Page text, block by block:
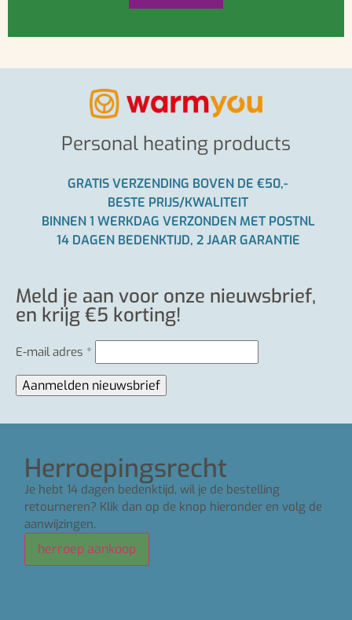
Personal heating products
GRATIS VERZENDING BOVEN DE €50,-
BESTE PRIJS/KWALITEIT
BINNEN 1 WERKDAG VERZONDEN MET POSTNL
14 DAGEN BEDENKTIJD, 2 JAAR GARANTIE
Meld je aan voor onze nieuwsbrief,
en krijg €5 korting!
E-mail adres *
Herroepingsrecht
Je hebt 14 dagen bedenktijd, wil je de bestelling
retourneren? Klik dan op de knop hieronder en volg de
aanwijzingen.
herroep aankoop